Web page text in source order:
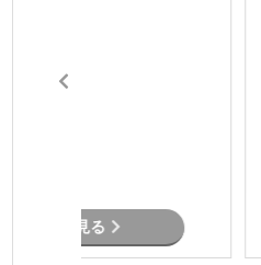
詳細を見る